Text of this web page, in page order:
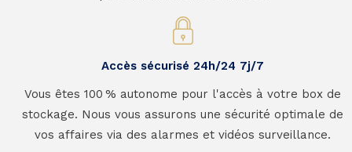
Accès sécurisé 24h/24 7j/7
Vous êtes 100 % autonome pour l'accès à votre box de
stockage. Nous vous assurons une sécurité optimale de
vos affaires via des alarmes et vidéos surveillance.